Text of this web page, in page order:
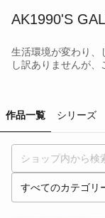
AK1990'S
生活環境が変わり、
し訳ありませんが、
作品一覧 シリーズ